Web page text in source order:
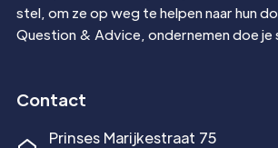
stel, om ze op weg te helpen naar hun
Question & Advice, ondernemen doe je
Contact
Prinses Marijkestraat 75